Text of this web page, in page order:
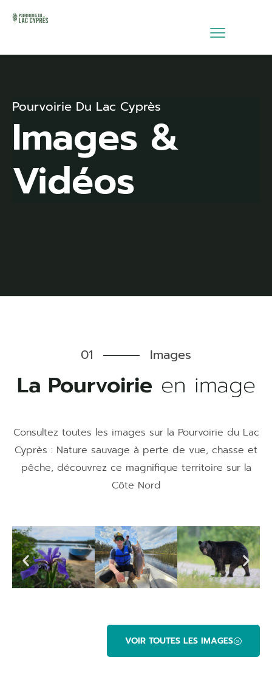
Pourvoirie Du Lac Cyprès
Images &
Vidéos
01 Images
La Pourvoirie en image
Consultez toutes les images sur la Pourvoirie du Lac
Cyprès : Nature sauvage à perte de vue, chasse et
pêche, découvrez ce magnifique territoire sur la
Côte Nord
VOIR TOUTES LES IMAGES